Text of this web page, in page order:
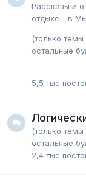
Рассказы и
отдыхе - в
(только
остальные
5,5 тыс
(только
остальные
2,4 тыс